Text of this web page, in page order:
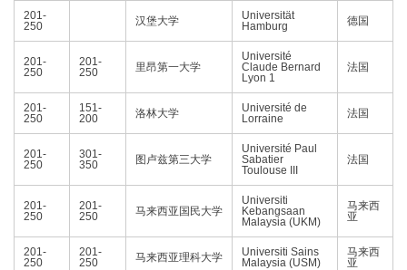
201-
250
汉堡大学
Universität
Hamburg
德国
201-
250
201-
250
里昂第一大学
Université
Claude Bernard
Lyon 1
法国
201-
250
151-
200
洛林大学
Université de
Lorraine
法国
201-
250
301-
350
图卢兹第三大学
Université Paul
Sabatier
Toulouse III
法国
201-
250
201-
250
马来西亚国民大学
Universiti
Kebangsaan
Malaysia (UKM)
马来西
亚
201-
250
201-
250
马来西亚理科大学
Universiti Sains
Malaysia (USM)
马来西
亚